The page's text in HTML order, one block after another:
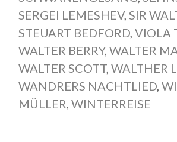
SERGEI LEMESHEV, SIR
STEUART BEDFORD, VIOLA
WALTER BERRY, WALTER
WALTER SCOTT, WALTHER
WANDRERS NACHTLIED,
MÜLLER, WINTERREISE